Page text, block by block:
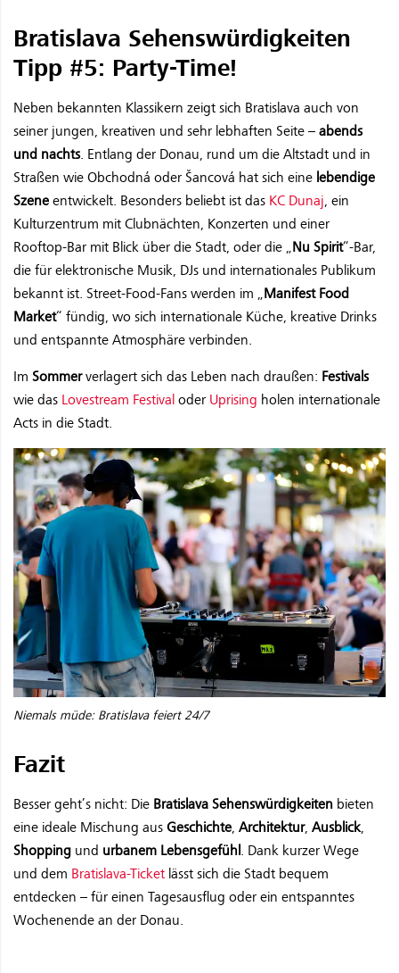
Bratislava Sehenswürdigkeiten
Tipp #5: Party-Time!
Neben bekannten Klassikern zeigt sich Bratislava auch von
seiner jungen, kreativen und sehr lebhaften Seite – abends
und nachts. Entlang der Donau, rund um die Altstadt und in
Straßen wie Obchodná oder Šancová hat sich eine lebendige
Szene entwickelt. Besonders beliebt ist das KC Dunaj, ein
Kulturzentrum mit Clubnächten, Konzerten und einer
Rooftop-Bar mit Blick über die Stadt, oder die „Nu Spirit“-Bar,
die für elektronische Musik, DJs und internationales Publikum
bekannt ist. Street-Food-Fans werden im „Manifest Food
Market“ fündig, wo sich internationale Küche, kreative Drinks
und entspannte Atmosphäre verbinden.
Im Sommerverlagert sich das Leben nach draußen: Festivals
wie das Lovestream Festival oder Uprising holen internationale
Acts in die Stadt.
Niemals müde: Bratislava feiert 24/7
Fazit
Besser geht’s nicht: Die Bratislava Sehenswürdigkeiten bieten
eine ideale Mischung aus Geschichte, Architektur, Ausblick,
Shopping und urbanem Lebensgefühl. Dank kurzer Wege
und dem Bratislava-Ticket lässt sich die Stadt bequem
entdecken – für einen Tagesausflug oder ein entspanntes
Wochenende an der Donau.